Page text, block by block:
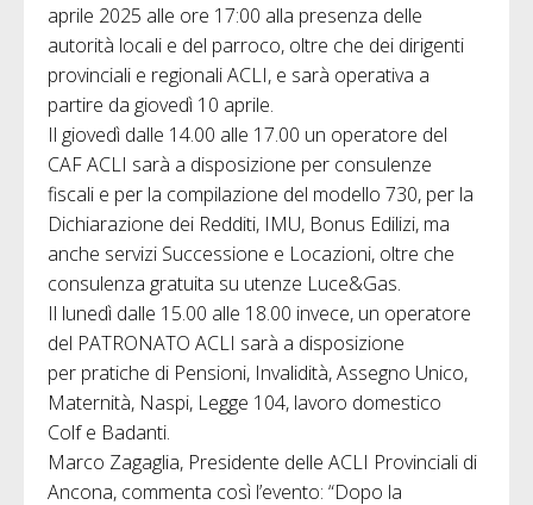
aprile 2025 alle ore 17:00 alla presenza delle
autorità locali e del parroco, oltre che dei dirigenti
provinciali e regionali ACLI, e sarà operativa a
partire da giovedì 10 aprile.
Il giovedì dalle 14.00 alle 17.00 un operatore del
CAF ACLI sarà a disposizione per consulenze
fiscali e per la compilazione del modello 730, per la
Dichiarazione dei Redditi, IMU, Bonus Edilizi, ma
anche servizi Successione e Locazioni, oltre che
consulenza gratuita su utenze Luce&Gas.
Il lunedì dalle 15.00 alle 18.00 invece, un operatore
del PATRONATO ACLI sarà a disposizione
per pratiche di Pensioni, Invalidità, Assegno Unico,
Maternità, Naspi, Legge 104, lavoro domestico
Colf e Badanti.
Marco Zagaglia, Presidente delle ACLI Provinciali di
Ancona, commenta così l’evento: “Dopo la